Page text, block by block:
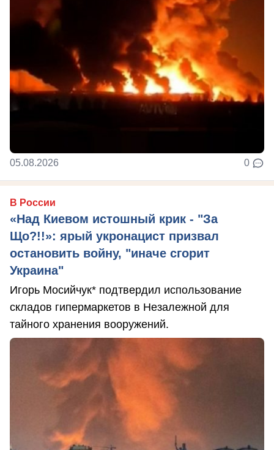
05.08.2026 0
В России
«Над Киевом истошный крик - "За
Що?!!»: ярый укронацист призвал
остановить войну, "иначе сгорит
Украина"
Игорь Мосийчук* подтвердил использование
складов гипермаркетов в Незалежной для
тайного хранения вооружений.